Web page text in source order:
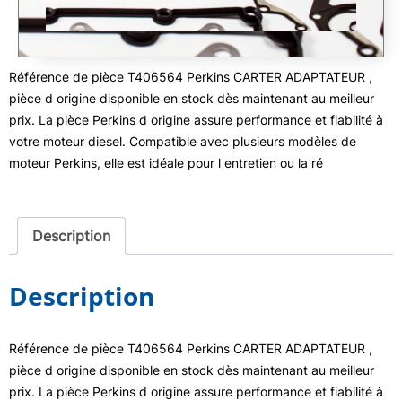
Référence de pièce T406564 Perkins CARTER ADAPTATEUR ,
pièce d origine disponible en stock dès maintenant au meilleur
prix. La pièce Perkins d origine assure performance et fiabilité à
votre moteur diesel. Compatible avec plusieurs modèles de
moteur Perkins, elle est idéale pour l entretien ou la ré
Description
Description
Référence de pièce T406564 Perkins CARTER ADAPTATEUR ,
pièce d origine disponible en stock dès maintenant au meilleur
prix. La pièce Perkins d origine assure performance et fiabilité à